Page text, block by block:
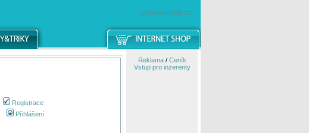
windowsmobile.cz
Registrace
Přihlášení
Reklama/ Ceník
Vstup pro inzerenty